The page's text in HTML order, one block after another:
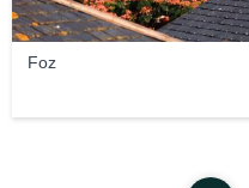
Foz